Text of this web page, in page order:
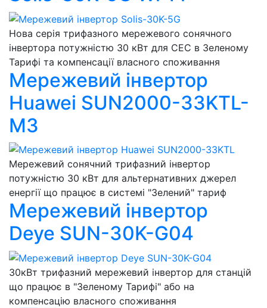
Нова серія трифазного мережевого сонячного
інвертора потужністю 30 кВт для СЕС в Зеленому
Тарифі та компенсації власного споживання
Мережевий інвертор
Huawei SUN2000-33KTL-
M3
Мережевий сонячний трифазний інвертор
потужністю 30 кВт для альтернативних джерел
енергії що працює в системі "Зелений" тариф
Мережевий інвертор
Deye SUN-30K-G04
30кВт трифазний мережевий інвертор для станцій
що працює в "Зеленому Тарифі" або на
компенсацію власного споживання